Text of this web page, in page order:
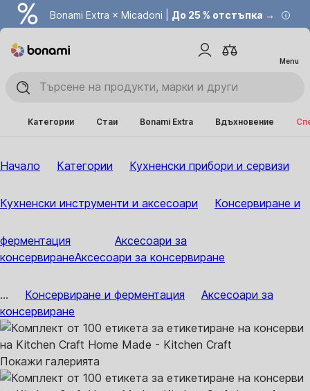
Bonami Extra × Micadoni | До 25 % отстъпка →
Menu
Категории Стаи Bonami Extra Вдъхновение
Начало Категории Кухненски прибори и сервизи
Кухненски инструменти и аксесоари Консервиране и
ферментация
Аксесоари за
консервиранеАксесоари за консервиране
... Консервиране и ферментация
Аксесоари за
консервиране
Покажи галерията